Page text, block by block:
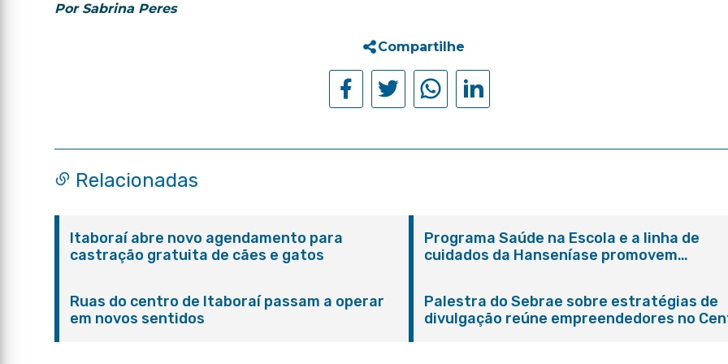
Por Sabrina Peres
Compartilhe
Relacionadas
Itaboraí abre novo agendamento para
castração gratuita de cães e gatos
Programa Saúde na Escola e a linha de
cuidados da Hanseníase promovem
Ruas do centro de Itaboraí passam a operar
em novos sentidos
Palestra do Sebrae sobre estratégias de
divulgação reúne empreendedores no